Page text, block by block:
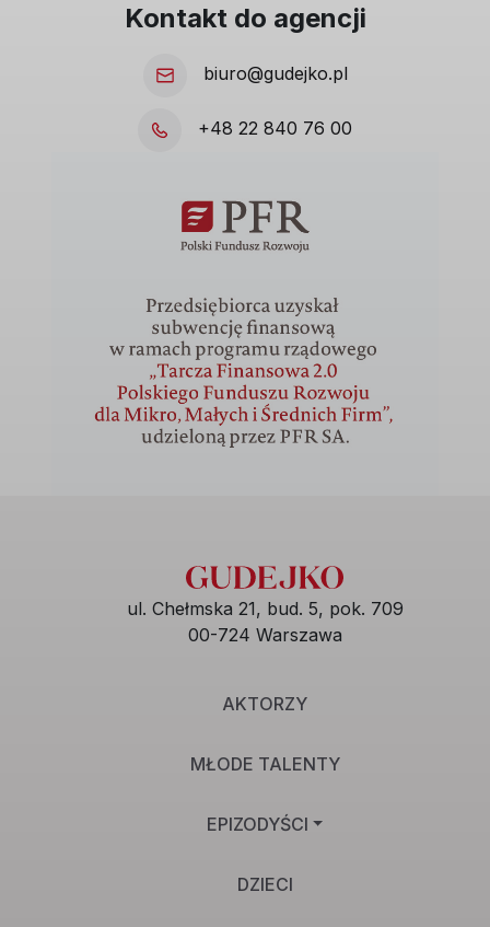
Kontakt do agencji
biuro@gudejko.pl
+48 22 840 76 00
ul. Chełmska 21, bud. 5, pok. 709
00-724 Warszawa
AKTORZY
MŁODE TALENTY
EPIZODYŚCI
DZIECI